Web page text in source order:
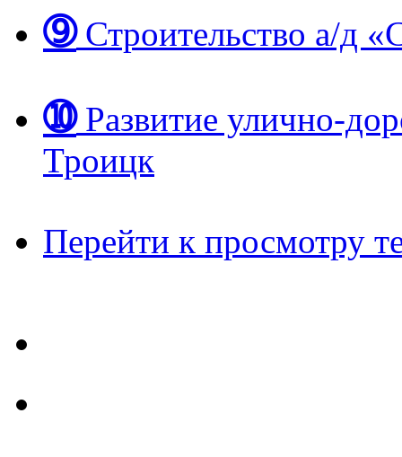
➈Строительство а/д
➉Развитие улично-
Троицк
Перейти к просмотру